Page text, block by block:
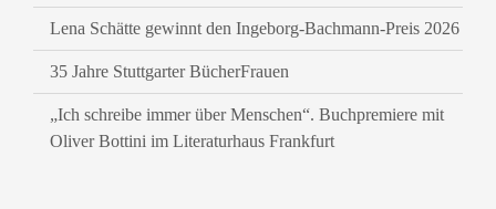
Lena Schätte gewinnt den Ingeborg-Bachmann-Preis 2026
35 Jahre Stuttgarter BücherFrauen
„Ich schreibe immer über Menschen“. Buchpremiere mit
Oliver Bottini im Literaturhaus Frankfurt